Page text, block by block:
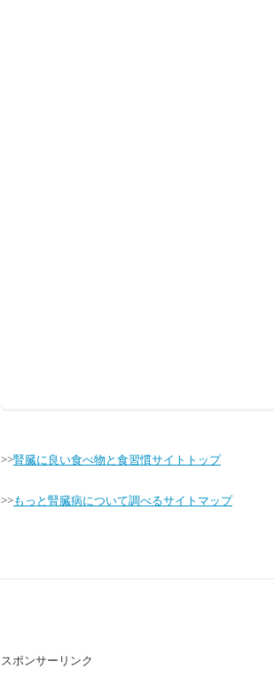
>>腎臓に良い食べ物と食習慣サイトトップ
>>もっと腎臓病について調べるサイトマップ
スポンサーリンク